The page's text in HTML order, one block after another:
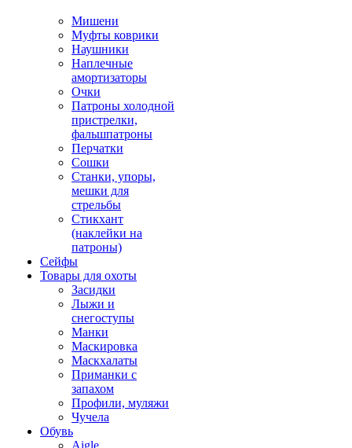
Мишени
Муфты коврики
Наушники
Наплечные
амортизаторы
Очки
Патроны холодной
пристрелки,
фальшпатроны
Перчатки
Сошки
Станки, упоры,
мешки для
стрельбы
Стикхант
(наклейки на
патроны)
Сейфы
Товары для охоты
Засидки
Лыжи и
снегоступы
Манки
Маскировка
Маскхалаты
Приманки с
запахом
Профили, муляжи
Чучела
Обувь
Aigle